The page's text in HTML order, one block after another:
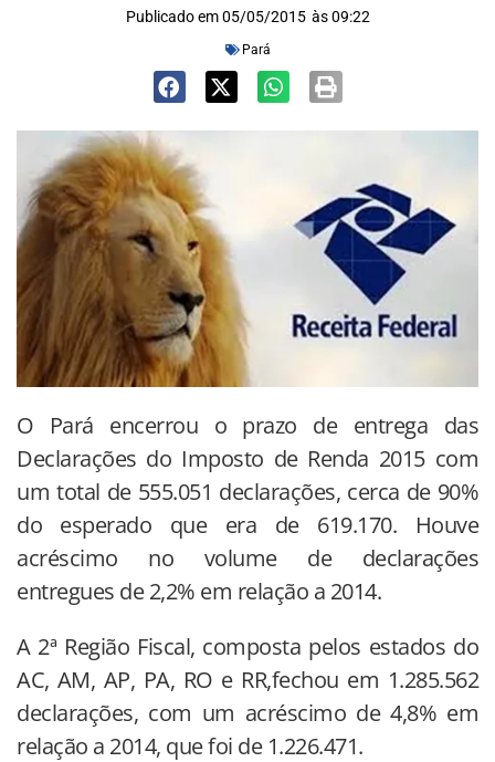
Publicado em 05/05/2015 às 09:22
Pará
O Pará encerrou o prazo de entrega das
Declarações do Imposto de Renda 2015 com
um total de 555.051 declarações, cerca de 90%
do esperado que era de 619.170. Houve
acréscimo no volume de declarações
entregues de 2,2% em relação a 2014.
A 2ª Região Fiscal, composta pelos estados do
AC, AM, AP, PA, RO e RR,fechou em 1.285.562
declarações, com um acréscimo de 4,8% em
relação a 2014, que foi de 1.226.471.